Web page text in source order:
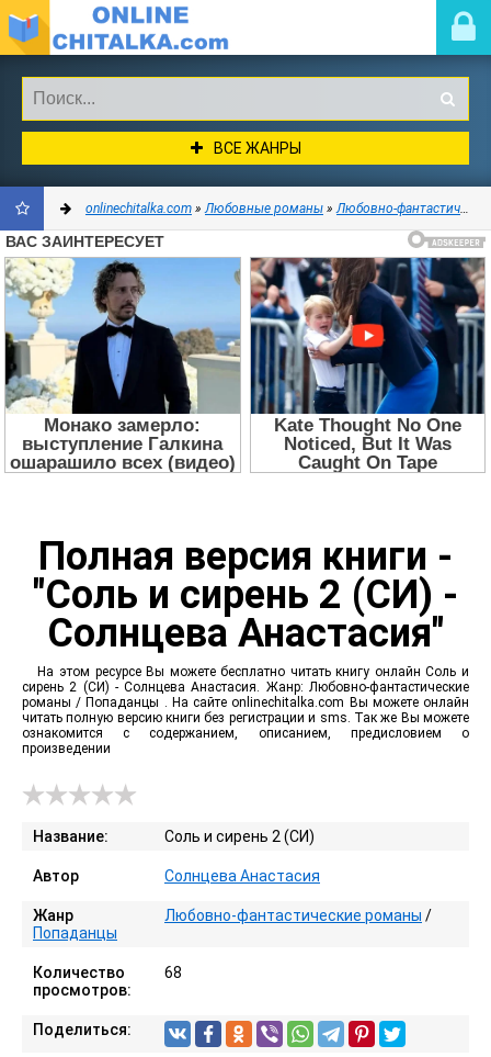
ВСЕ ЖАНРЫ
ДОБАВИТЬ
В
ЗАКЛАДКИ
onlinechitalka.com »Любовные романы »Любовно-фантастические романы
Полная версия книги -
"Соль и сирень 2 (СИ) -
Солнцева Анастасия"
На этом ресурсе Вы можете бесплатно читать книгу онлайн Соль и
сирень 2 (СИ) - Солнцева Анастасия. Жанр: Любовно-фантастические
романы / Попаданцы . На сайте onlinechitalka.com Вы можете онлайн
читать полную версию книги без регистрации и sms. Так же Вы можете
ознакомится с содержанием, описанием, предисловием о
произведении
Название: Соль и сирень 2 (СИ)
Автор Солнцева Анастасия
Жанр Любовно-фантастические романы /
Попаданцы
Количество
просмотров:
68
Поделиться: